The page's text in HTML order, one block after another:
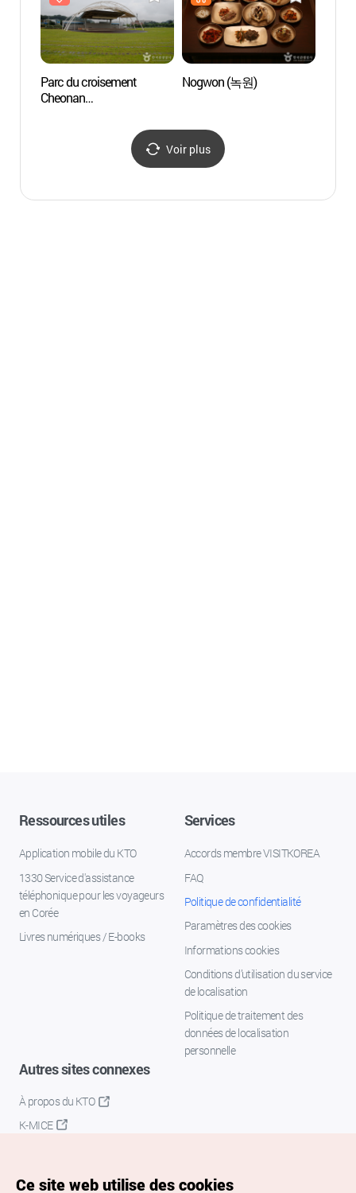
Parc du croisement
Cheonan
Nogwon (녹원)
Voir plus
Ressources utiles
Application mobile du KTO
1330 Service d'assistance
téléphonique pour les voyageurs
en Corée
Livres numériques / E-books
Services
Accords membre VISITKOREA
FAQ
Politique de confidentialité
Paramètres des cookies
Informations cookies
Conditions d’utilisation du service
de localisation
Politique de traitement des
données de localisation
personnelle
Autres sites connexes
À propos du KTO
K-MICE
Ce site web utilise des cookies